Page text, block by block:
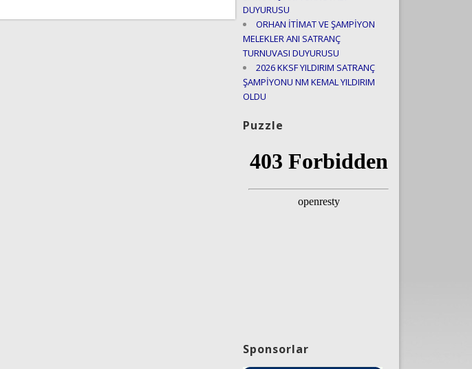
DUYURUSU
ORHAN İTİMAT VE ŞAMPİYON
MELEKLER ANI SATRANÇ
TURNUVASI DUYURUSU
2026 KKSF YILDIRIM SATRANÇ
ŞAMPİYONU NM KEMAL YILDIRIM
OLDU
Puzzle
Sponsorlar